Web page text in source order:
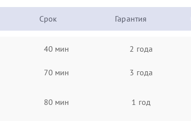
Срок Гарантия
40 мин 2 года
70 мин 3 года
80 мин 1 год